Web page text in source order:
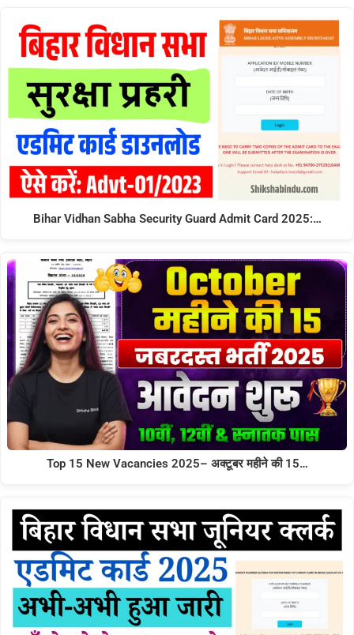
Bihar Vidhan Sabha Security Guard Admit Card 2025:…
Top 15 New Vacancies 2025– अक्टूबर महीने की 15…